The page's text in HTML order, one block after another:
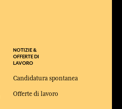
NOTIZIE &
OFFERTE DI
LAVORO
Candidatura spontanea
Offerte di lavoro